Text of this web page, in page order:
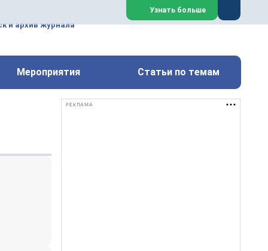
техническим обслуживанием
металлургических
Закрыть
Узнать больше
и архив журнала
Мероприятия Статьи по темам
РЕКЛАМА